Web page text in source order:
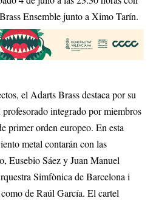
Ensemble junto a Ximo Tarín.
el Adarts Brass destaca por su
integrado por miembros
primer orden europeo. En esta
metal contarán con las
Eusebio Sáez y Juan Manuel
Simfònica de Barcelona i
de Raúl García. El cartel